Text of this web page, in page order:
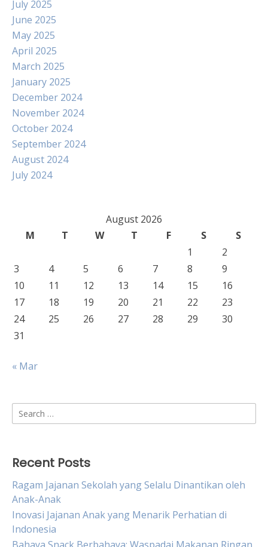
July 2025
June 2025
May 2025
April 2025
March 2025
January 2025
December 2024
November 2024
October 2024
September 2024
August 2024
July 2024
August 2026
M
T W T F S
S
1
2
3
4 5 6 7 8
9
10
11 12 13 14 15
16
17
18 19 20 21 22
23
24
25 26 27 28 29
30
31
« Mar
Search
for:
Recent Posts
Ragam Jajanan Sekolah yang Selalu Dinantikan oleh
Anak-Anak
Inovasi Jajanan Anak yang Menarik Perhatian di
Indonesia